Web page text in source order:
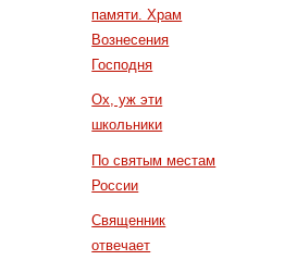
памяти. Храм
Вознесения
Господня
Ох, уж эти
школьники
По святым местам
России
Священник
отвечает